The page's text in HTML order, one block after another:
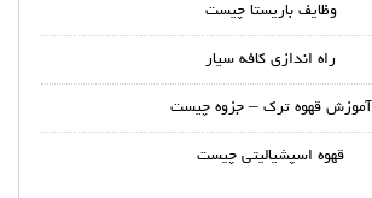
وظایف باریستا چیست
راه اندازی کافه سیار
آموزش قهوه ترک – جزوه چیست
قهوه اسپشیالیتی چیست